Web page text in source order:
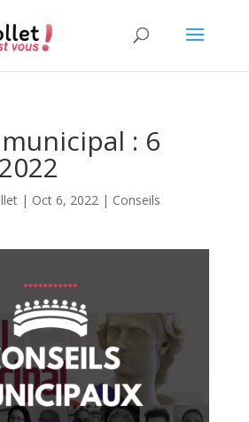
: 6
| Oct 6, 2022| Conseils